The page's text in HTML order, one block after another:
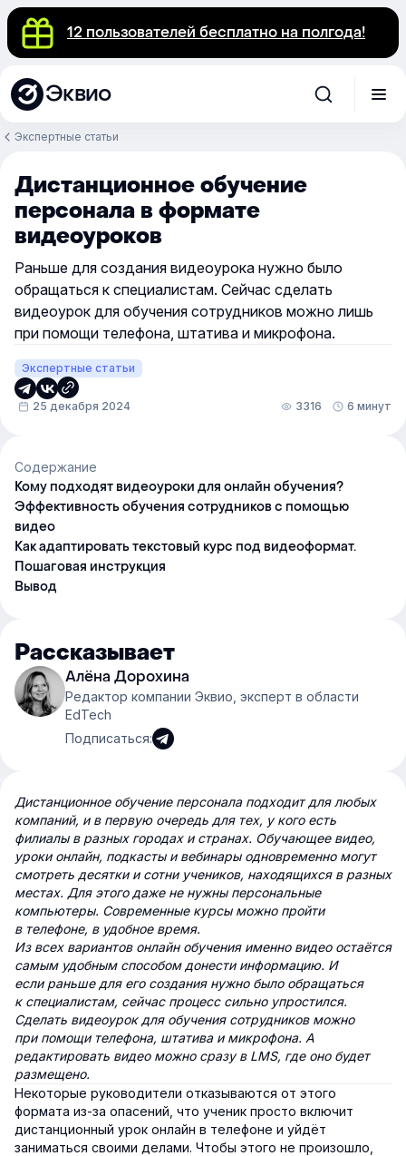
12 пользователей бесплатно на полгода!
Эквио
Экспертные статьи
Дистанционное обучение
персонала в формате
видеоуроков
Раньше для создания видеоурока нужно было
обращаться к специалистам. Сейчас сделать
видеоурок для обучения сотрудников можно лишь
при помощи телефона, штатива и микрофона.
Экспертные статьи
25 декабря 2024 3316 6 минут
Содержание
Кому подходят видеоуроки для онлайн обучения?
Эффективность обучения сотрудников с помощью
видео
Как адаптировать текстовый курс под видеоформат.
Пошаговая инструкция
Вывод
Рассказывает
Алёна Дорохина
Редактор компании Эквио, эксперт в области
EdTech
Подписаться:
Дистанционное обучение персонала подходит для любых
компаний, и в первую очередь для тех, у кого есть
филиалы в разных городах и странах. Обучающее видео,
уроки онлайн, подкасты и вебинары одновременно могут
смотреть десятки и сотни учеников, находящихся в разных
местах. Для этого даже не нужны персональные
компьютеры. Современные курсы можно пройти
в телефоне, в удобное время.
Из всех вариантов онлайн обучения именно видео остаётся
самым удобным способом донести информацию. И
если раньше для его создания нужно было обращаться
к специалистам, сейчас процесс сильно упростился.
Сделать видеоурок для обучения сотрудников можно
при помощи телефона, штатива и микрофона. А
редактировать видео можно сразу в LMS, где оно будет
размещено.
Некоторые руководители отказываются от этого
формата из-за опасений, что ученик просто включит
дистанционный урок онлайн в телефоне и уйдёт
заниматься своими делами. Чтобы этого не произошло,